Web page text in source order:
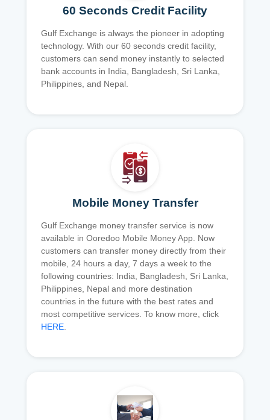
60 Seconds Credit Facility
Gulf Exchange is always the pioneer in adopting
technology. With our 60 seconds credit facility,
customers can send money instantly to selected
bank accounts in India, Bangladesh, Sri Lanka,
Philippines, and Nepal.
Mobile Money Transfer
Gulf Exchange money transfer service is now
available in Ooredoo Mobile Money App. Now
customers can transfer money directly from their
mobile, 24 hours a day, 7 days a week to the
following countries: India, Bangladesh, Sri Lanka,
Philippines, Nepal and more destination
countries in the future with the best rates and
most competitive services. To know more, click
HERE.